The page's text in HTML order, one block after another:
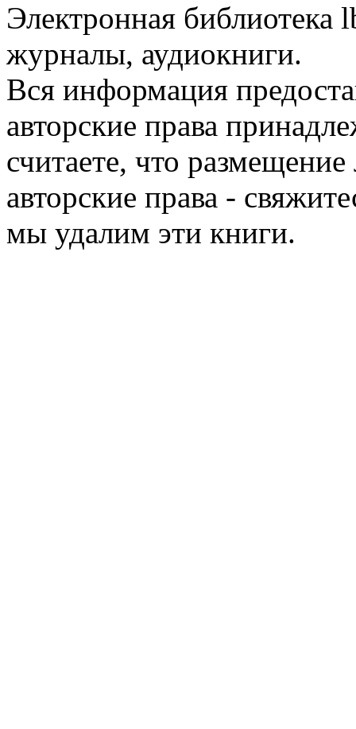
Электронная библиотека
журналы, аудиокниги.
Вся информация
авторские права
считаете, что
авторские права -
мы удалим эти книги.